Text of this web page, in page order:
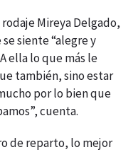
Mireya Delgado,
siente “alegre y
ella lo que más le
también, sino estar
por lo bien que
cuenta.
de reparto, lo mejor